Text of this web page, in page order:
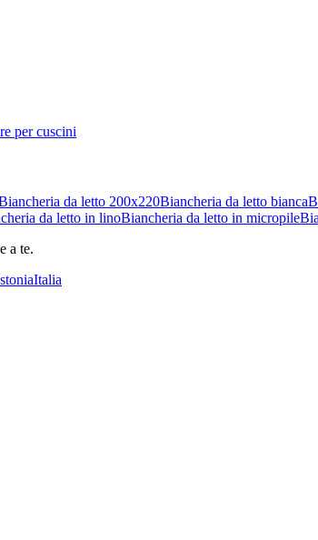
per cuscini
da letto 200x220Biancheria da letto bianca
da letto in linoBiancheria da letto in micropile
a te.
Italia